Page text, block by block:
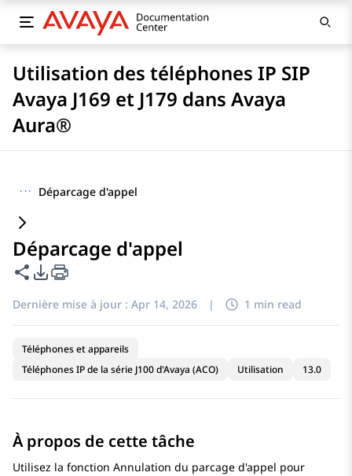
Utilisation des téléphones IP SIP
Avaya J169 et J179 dans Avaya
Aura®
··· Déparcage d'appel
Déparcage d'appel
Partager cette page
Options d'exportation PDF
Dernière mise à jour : Apr 14, 2026 | 1 min read
Téléphones et appareils
Téléphones IP de la série J100 d'Avaya (ACO)
Utilisation 13.0
À propos de cette tâche
Utilisez la fonction Annulation du parcage d'appel pour